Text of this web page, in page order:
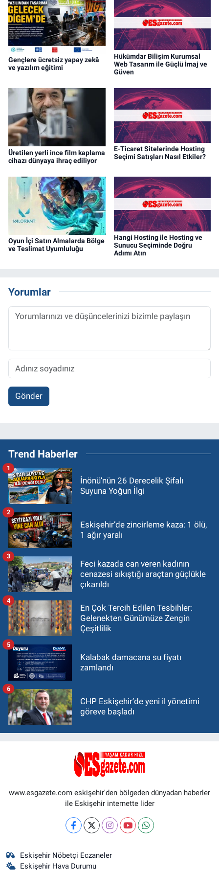
Gençlere ücretsiz yapay zekâ
ve yazılım eğitimi
Hükümdar Bilişim Kurumsal
Web Tasarım ile Güçlü İmaj ve
Güven
Üretilen yerli ince film kaplama
cihazı dünyaya ihraç ediliyor
E-Ticaret Sitelerinde Hosting
Seçimi Satışları Nasıl Etkiler?
Oyun İçi Satın Almalarda Bölge
ve Teslimat Uyumluluğu
Hangi Hosting ile Hosting ve
Sunucu Seçiminde Doğru
Adımı Atın
Yorumlar
Gönder
Trend Haberler
İnönü’nün 26 Derecelik Şifalı
Suyuna Yoğun İlgi
1
Eskişehir’de zincirleme kaza: 1 ölü,
1 ağır yaralı
2
Feci kazada can veren kadının
cenazesi sıkıştığı araçtan güçlükle
çıkarıldı
3
En Çok Tercih Edilen Tesbihler:
Gelenekten Günümüze Zengin
Çeşitlilik
4
Kalabak damacana su fiyatı
zamlandı
5
CHP Eskişehir’de yeni il yönetimi
göreve başladı
6
www.esgazete.com eskişehir'den bölgeden dünyadan haberler
ile Eskişehir internette lider
Eskişehir Nöbetçi Eczaneler
Eskişehir Hava Durumu